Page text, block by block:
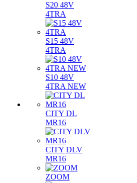
S20 48V
4TRA
S15 48V
4TRA
S10 48V
4TRA NEW
CITY DL
MR16
CITY DLV
MR16
ZOOM